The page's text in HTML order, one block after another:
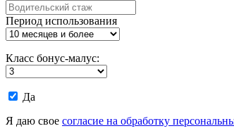
Период использования
Класс бонус-малус:
Даю
на
Да
Я даю свое согласие на обработку